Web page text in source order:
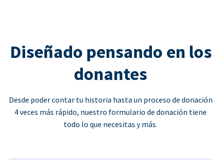
Diseñado pensando en los
donantes
Desde poder contar tu historia hasta un proceso de donación
4 veces más rápido, nuestro formulario de donación tiene
todo lo que necesitas y más.